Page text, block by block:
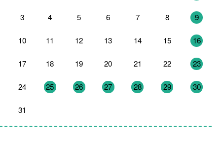
3 4 5 6 7 8 9
10 11 12 13 14 15 16
17 18 19 20 21 22 23
24 25 26 27 28 29 30
31